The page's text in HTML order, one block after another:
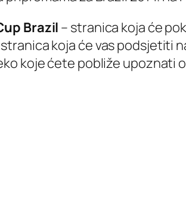
Brazil – stranica koja će
koja će vas podsjetiti
koje ćete pobliže upoznati